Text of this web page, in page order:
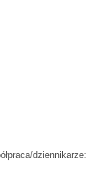
dziennikarze: